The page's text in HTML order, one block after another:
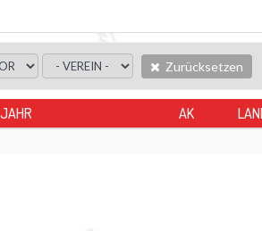
Zurücksetzen
AK